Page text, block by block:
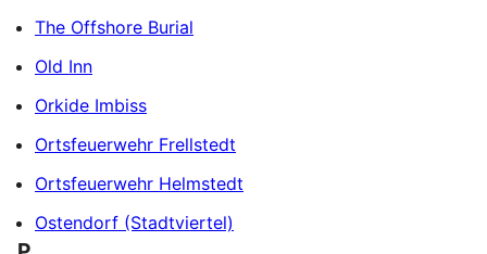
The Offshore Burial
Old Inn
Orkide Imbiss
Ortsfeuerwehr Frellstedt
Ortsfeuerwehr Helmstedt
Ostendorf (Stadtviertel)